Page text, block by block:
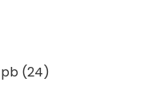
pb (24)